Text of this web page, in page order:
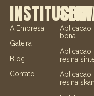
A Empresa
Galeira
Blog
Contato
Aplicacao
bona
Aplicacao
resina
Aplicacao
resina